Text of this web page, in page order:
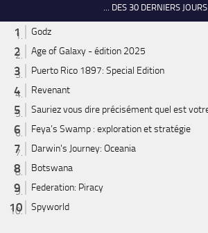
... DES 30 DERNIERS JOURS
Godz
Age of Galaxy - édition 2025
Puerto Rico 1897: Special Edition
Revenant
Sauriez vous dire précisément quel est
Feya’s Swamp : exploration et stratégie
Darwin's Journey: Oceania
Botswana
Federation: Piracy
Spyworld